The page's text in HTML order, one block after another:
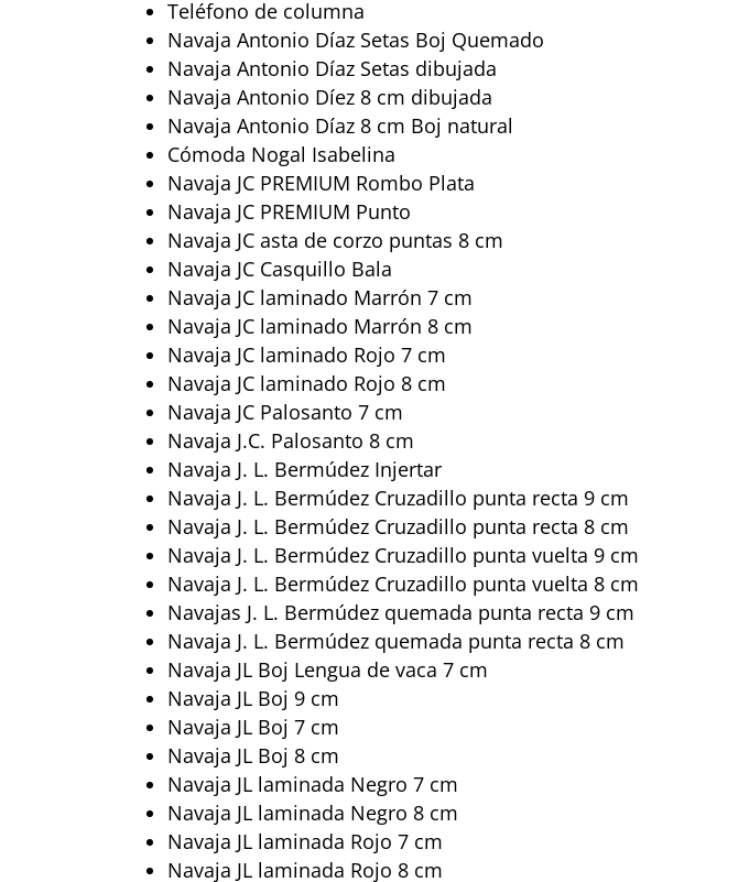
Teléfono de columna
Navaja Antonio Díaz Setas Boj Quemado
Navaja Antonio Díaz Setas dibujada
Navaja Antonio Díez 8 cm dibujada
Navaja Antonio Díaz 8 cm Boj natural
Cómoda Nogal Isabelina
Navaja JC PREMIUM Rombo Plata
Navaja JC PREMIUM Punto
Navaja JC asta de corzo puntas 8 cm
Navaja JC Casquillo Bala
Navaja JC laminado Marrón 7 cm
Navaja JC laminado Marrón 8 cm
Navaja JC laminado Rojo 7 cm
Navaja JC laminado Rojo 8 cm
Navaja JC Palosanto 7 cm
Navaja J.C. Palosanto 8 cm
Navaja J. L. Bermúdez Injertar
Navaja J. L. Bermúdez Cruzadillo punta recta 9 cm
Navaja J. L. Bermúdez Cruzadillo punta recta 8 cm
Navaja J. L. Bermúdez Cruzadillo punta vuelta 9 cm
Navaja J. L. Bermúdez Cruzadillo punta vuelta 8 cm
Navajas J. L. Bermúdez quemada punta recta 9 cm
Navaja J. L. Bermúdez quemada punta recta 8 cm
Navaja JL Boj Lengua de vaca 7 cm
Navaja JL Boj 9 cm
Navaja JL Boj 7 cm
Navaja JL Boj 8 cm
Navaja JL laminada Negro 7 cm
Navaja JL laminada Negro 8 cm
Navaja JL laminada Rojo 7 cm
Navaja JL laminada Rojo 8 cm